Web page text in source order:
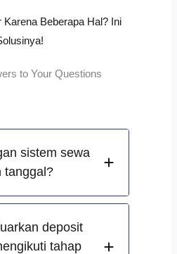
Karena Beberapa Hal? Ini
to Your Questions
sistem sewa
tanggal?
deposit
tahap